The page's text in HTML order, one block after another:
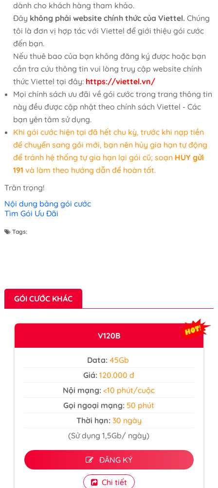
dành cho khách hàng tham khảo.
Đây không phải website chính thức của Viettel. Chúng
tôi là đơn vị hợp tác với Viettel để giới thiệu gói cước
đến bạn.
Nếu thuê bao của bạn không đăng ký được hoặc bạn
cần tra cứu thông tin vui lòng truy cập website chính
thức Viettel tại đây: https://viettel.vn/
Mọi chính sách ưu đãi về gói cước trong trang thông tin
này đều được cập nhật theo chính sách Viettel - Các
bạn yên tâm sử dụng.
Khi gói cước hiện tại đã hết chu kỳ, trước khi nạp tiền
để chuyển sang gói mới, bạn nên hủy gia hạn tự động
để tránh hệ thống tự gia hạn lại gói cũ; soạn HUY gửi
191 và làm theo hướng dẫn để hoàn tất.
Trân trọng!
Nội dung bảng gói cước
Tìm Gói Ưu Đãi
Tags:
GÓI CƯỚC KHÁC
V120B
Data: 45Gb
Giá:120.000 đ
Nội mạng:<10 phút/cuộc
Gọi ngoại mạng: 50 phút
Thời hạn:30 ngày
(Sử dụng 1,5Gb/ ngày)
ĐĂNG KÝ
Chi tiết